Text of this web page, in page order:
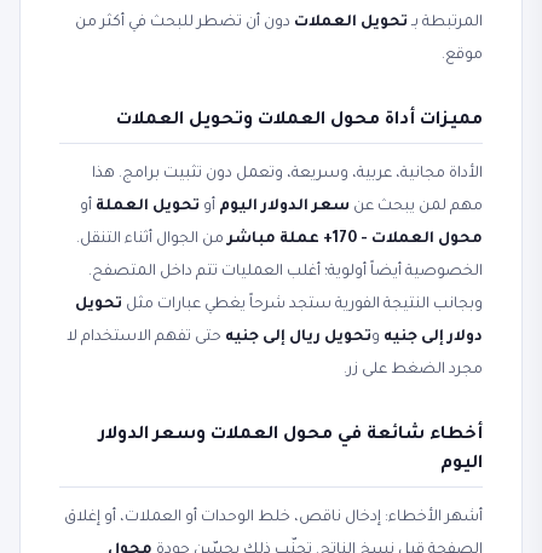
المرتبطة بـ تحويل العملات دون أن تضطر للبحث في أكثر من
موقع.
مميزات أداة محول العملات وتحويل العملات
الأداة مجانية، عربية، وسريعة، وتعمل دون تثبيت برامج. هذا
مهم لمن يبحث عن سعر الدولار اليوم أو تحويل العملة أو
محول العملات - 170+ عملة مباشر
من الجوال أثناء التنقل.
الخصوصية أيضاً أولوية؛ أغلب العمليات تتم داخل المتصفح.
وبجانب النتيجة الفورية ستجد شرحاً يغطي عبارات مثل تحويل
دولار إلى جنيه وتحويل ريال إلى جنيه حتى تفهم الاستخدام لا
مجرد الضغط على زر.
أخطاء شائعة في محول العملات وسعر الدولار
اليوم
أشهر الأخطاء: إدخال ناقص، خلط الوحدات أو العملات، أو إغلاق